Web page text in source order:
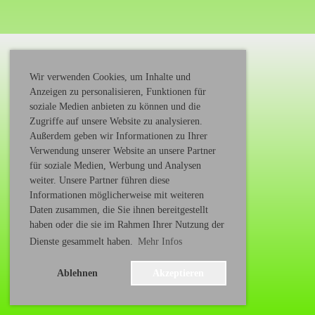
Wir verwenden Cookies, um Inhalte und
Anzeigen zu personalisieren, Funktionen für
soziale Medien anbieten zu können und die
Zugriffe auf unsere Website zu analysieren.
Außerdem geben wir Informationen zu Ihrer
Verwendung unserer Website an unsere Partner
für soziale Medien, Werbung und Analysen
weiter. Unsere Partner führen diese
Informationen möglicherweise mit weiteren
Daten zusammen, die Sie ihnen bereitgestellt
haben oder die sie im Rahmen Ihrer Nutzung der
Dienste gesammelt haben.
Mehr Infos
Ablehnen
Sponsoren
Impressum |Datenschutz